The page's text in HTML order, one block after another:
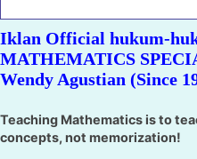
Iklan Official hukum-
MATHEMATICS
Wendy Agustian (Since
Teaching Mathematics is to
concepts, not memorization!